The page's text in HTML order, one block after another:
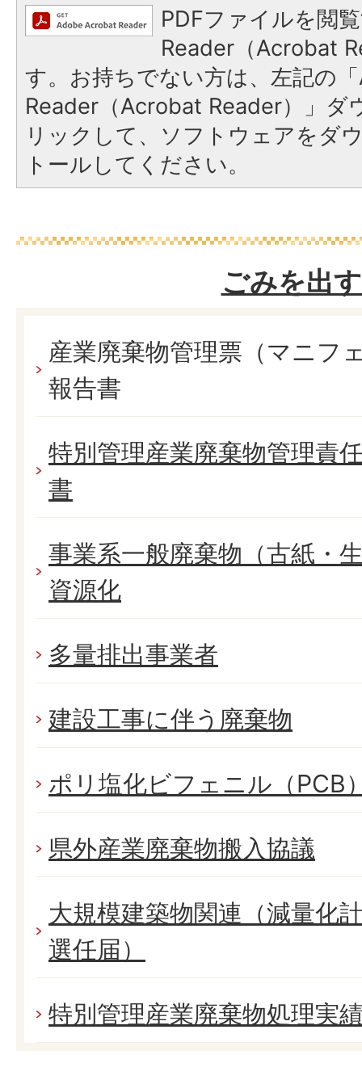
PDFファイルを閲
Reader（Acrobat
す。お持ちでない方は、左記の
Reader（Acrobat Reader）」ダ
リックして、ソフトウェアをダ
トールしてください。
ごみを出
産業廃棄物管理票（マニフ
報告書
特別管理産業廃棄物管理責
書
事業系一般廃棄物（古紙・
資源化
多量排出事業者
建設工事に伴う廃棄物
ポリ塩化ビフェニル（PCB
県外産業廃棄物搬入協議
大規模建築物関連（減量化
選任届）
特別管理産業廃棄物処理実